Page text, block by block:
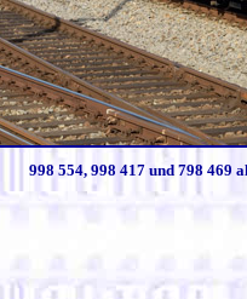
998 554, 998 417 und 798 469